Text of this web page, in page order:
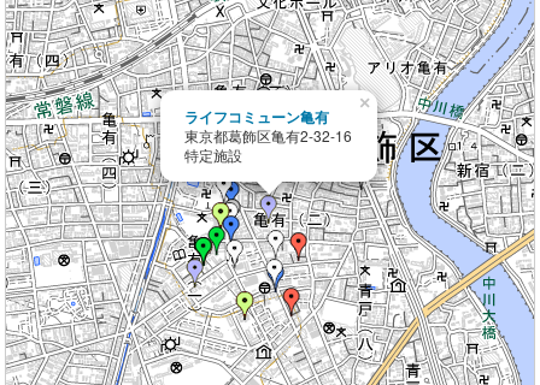
ライフコミューン亀有
東京都葛飾区亀有2-32-16
特定施設
×